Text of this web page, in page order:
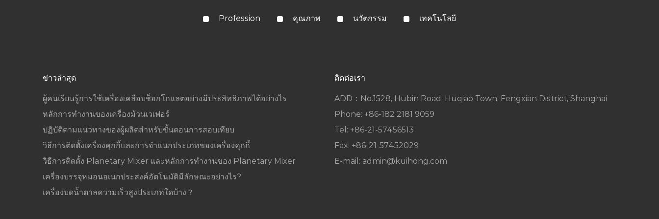
Profession คุณภาพ นวัตกรรม เทคโนโลยี
ข่าวล่าสุด
ผู้คนเรียนรู้การใช้เครื่องเคลือบช็อกโกแลตอย่างมีประสิทธิภาพได้อย่างไร
หลักการทำงานของเครื่องม้วนเวเฟอร์
ปฏิบัติตามแนวทางของผู้ผลิตสำหรับขั้นตอนการสอบเทียบ
วิธีการติดตั้งเครื่องคุกกี้และการจำแนกประเภทของเครื่องคุกกี้
วิธีการติดตั้ง Planetary Mixer และหลักการทำงานของ Planetary Mixer
เครื่องบรรจุหมอนอเนกประสงค์อัตโนมัติมีลักษณะอย่างไร?
เครื่องบดน้ำตาลความเร็วสูงประเภทใดบ้าง？
ติดต่อเรา
ADD：No.1528, Hubin Road, Huqiao Town, Fengxian District, Shanghai
Phone: +86-182 2181 9059
Tel: +86-21-57456513
Fax: +86-21-57452029
E-mail: admin@kuihong.com